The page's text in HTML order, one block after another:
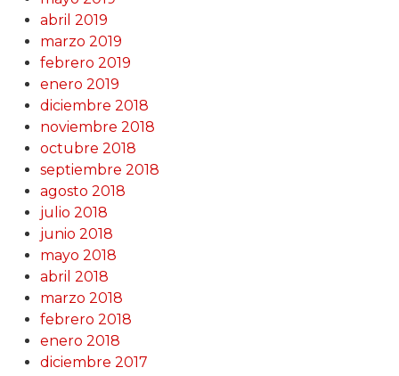
abril 2019
marzo 2019
febrero 2019
enero 2019
diciembre 2018
noviembre 2018
octubre 2018
septiembre 2018
agosto 2018
julio 2018
junio 2018
mayo 2018
abril 2018
marzo 2018
febrero 2018
enero 2018
diciembre 2017